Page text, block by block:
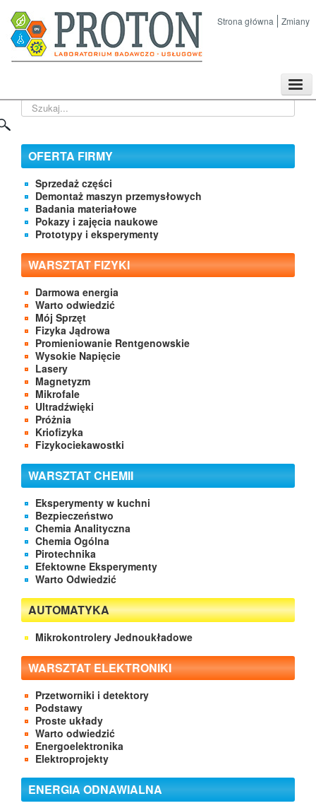
Strona główna Zmiany
Kontakt
Szukaj...
OFERTA FIRMY
Sprzedaż części
Demontaż maszyn przemysłowych
Badania materiałowe
Pokazy i zajęcia naukowe
Prototypy i eksperymenty
WARSZTAT FIZYKI
Darmowa energia
Warto odwiedzić
Mój Sprzęt
Fizyka Jądrowa
Promieniowanie Rentgenowskie
Wysokie Napięcie
Lasery
Magnetyzm
Mikrofale
Ultradźwięki
Próżnia
Kriofizyka
Fizykociekawostki
WARSZTAT CHEMII
Eksperymenty w kuchni
Bezpieczeństwo
Chemia Analityczna
Chemia Ogólna
Pirotechnika
Efektowne Eksperymenty
Warto Odwiedzić
AUTOMATYKA
Mikrokontrolery Jednoukładowe
WARSZTAT ELEKTRONIKI
Przetworniki i detektory
Podstawy
Proste układy
Warto odwiedzić
Energoelektronika
Elektroprojekty
ENERGIA ODNAWIALNA